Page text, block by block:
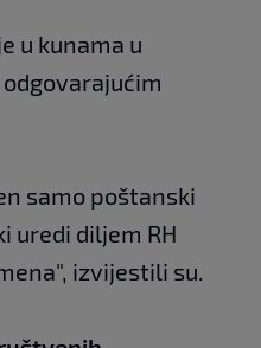
u kunama u
samo poštanski
uredi diljem RH
izvijestili su.